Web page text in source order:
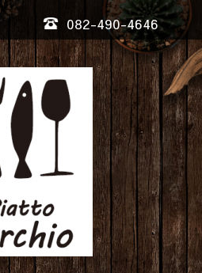
082-490-4646